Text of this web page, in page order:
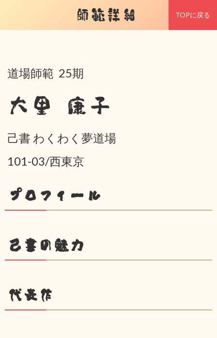
師範詳細 TOPに戻る
道場師範 25期
大里 康子
己書 わくわく夢道場
101-03/西東京
プロフィール
己書の魅力
代表作